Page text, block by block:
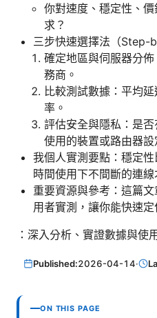
你對速度、穩定性、
求？
三步快速選擇法（Step-
確定地區與伺服器分
務商。
比較測試數據：平均
率。
評估安全與隱私：是
使用的裝置或路由器設
我個人實測要點：穩定
時間使用下不間斷的連線
重要資源與參考：這篇
用者實測，讓你能快速
：深入分析、實證數據與使
Published:2026-04-14·
ON THIS PAGE